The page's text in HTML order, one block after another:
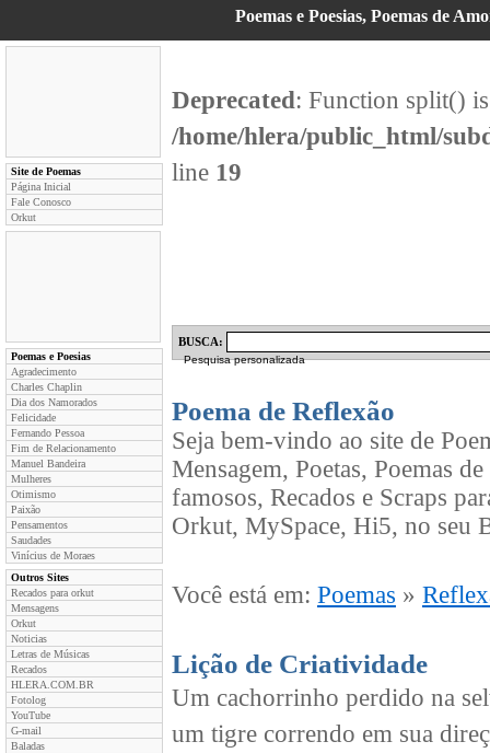
Poemas e Poesias, Poemas de
Site de Poemas
Página Inicial
Fale Conosco
Orkut
Poemas e Poesias
Agradecimento
Charles Chaplin
Dia dos Namorados
Felicidade
Fernando Pessoa
Fim de Relacionamento
Manuel Bandeira
Mulheres
Otimismo
Paixão
Pensamentos
Saudades
Vinícius de Moraes
Outros Sites
Recados para orkut
Mensagens
Orkut
Noticias
Letras de Músicas
Recados
HLERA.COM.BR
Fotolog
YouTube
G-mail
Baladas
Deprecated: Function split()
/home/hlera/public_html/
line 19
BUSCA:
Pesquisa personalizada
Poema de Reflexão
Seja bem-vindo ao site de
Mensagem, Poetas, Poemas
famosos, Recados e Scraps
Orkut, MySpace, Hi5, no seu
Você está em: Poemas »
Lição de Criatividade
Um cachorrinho perdido na
um tigre correndo em sua